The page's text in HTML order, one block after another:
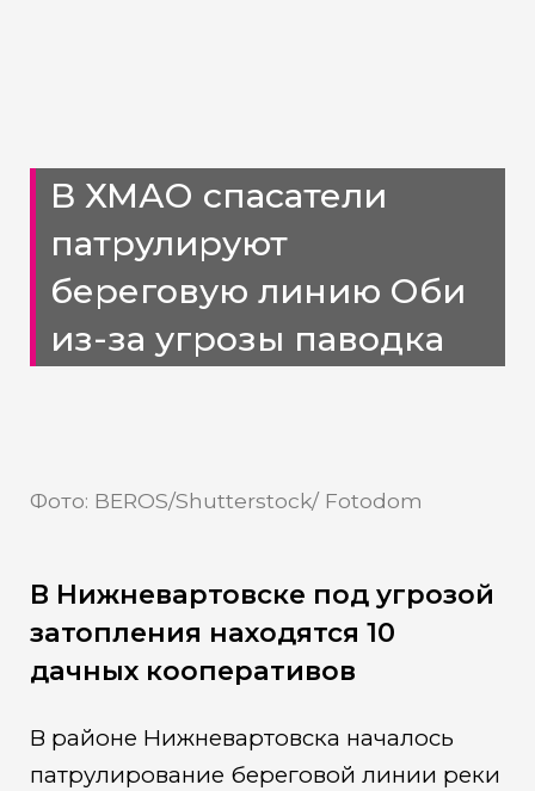
В ХМАО спасатели
патрулируют
береговую линию Оби
из-за угрозы паводка
Фото: BEROS/Shutterstock/ Fotodom
В Нижневартовске под угрозой
затопления находятся 10
дачных кооперативов
В районе Нижневартовска началось
патрулирование береговой линии реки